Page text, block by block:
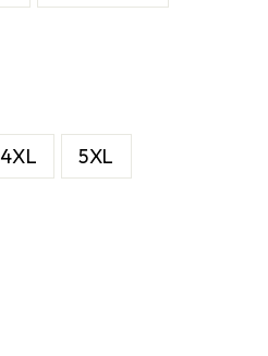
4XL 5XL